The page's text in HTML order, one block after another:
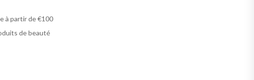
à partir de €100
de beauté